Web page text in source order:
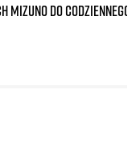
MIZUNO DO CODZIENNEGO